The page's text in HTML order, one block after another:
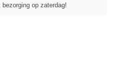
op zaterdag!